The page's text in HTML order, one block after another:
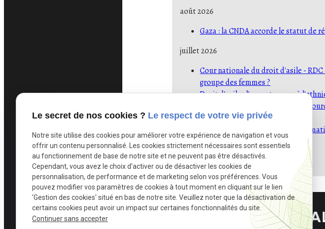
août 2026
Gaza : la CNDA accorde le statut de
juillet 2026
Cour nationale du droit d'asile -
groupe des femmes ?
Droit d'asile : l'appartenance à
Cour nationale du droit d'asile -
statut de réfugié ?
Asile : une protection quasi-
Voir toutes les actualités
Le secret de nos cookies ? Le respect de votre vie privée
Notre site utilise des cookies pour améliorer votre expérience de navigation et vous
offrir un contenu personnalisé. Les cookies strictement nécessaires sont essentiels
au fonctionnement de base de notre site et ne peuvent pas être désactivés.
Cependant, vous avez le choix d'activer ou de désactiver les cookies de
personnalisation, de performance et de marketing selon vos préférences. Vous
pouvez modifier vos paramètres de cookies à tout moment en cliquant sur le lien
'Gestion des cookies' situé en bas de notre site. Veuillez noter que la désactivation de
certains cookies peut avoir un impact sur certaines fonctionnalités du site.
Continuer sans accepter